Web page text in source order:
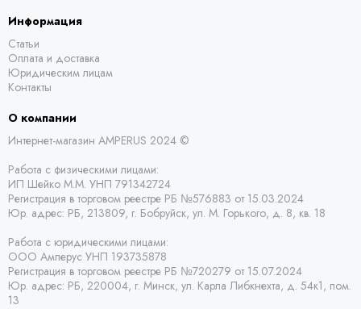
Информация
Статьи
Оплата и доставка
Юридическим лицам
Контакты
О компании
Интернет-магазин AMPERUS 2024 ©
Работа с физическими лицами:
ИП Шейко М.М. УНП 791342724
Регистрация в торговом реестре РБ №576883 от 15.03.2024
Юр. адрес: РБ, 213809, г. Бобруйск, ул. М. Горького, д. 8, кв. 18
Работа с юридическими лицами:
ООО Амперус УНП 193735878
Регистрация в торговом реестре РБ №720279 от 15.07.2024
Юр. адрес: РБ, 220004, г. Минск, ул. Карла Либкнехта, д. 54к1, пом.
13